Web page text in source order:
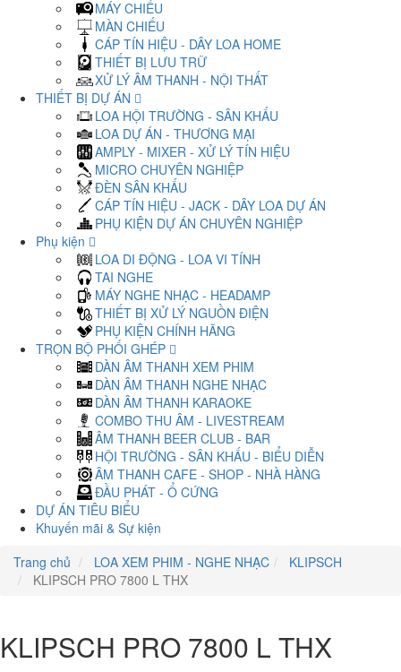
MÁY CHIẾU
MÀN CHIẾU
CÁP TÍN HIỆU - DÂY LOA HOME
THIẾT BỊ LƯU TRỮ
XỬ LÝ ÂM THANH - NỘI THẤT
THIẾT BỊ DỰ ÁN
LOA HỘI TRƯỜNG - SÂN KHẤU
LOA DỰ ÁN - THƯƠNG MẠI
AMPLY - MIXER - XỬ LÝ TÍN HIỆU
MICRO CHUYÊN NGHIỆP
ĐÈN SÂN KHẤU
CÁP TÍN HIỆU - JACK - DÂY LOA DỰ ÁN
PHỤ KIỆN DỰ ÁN CHUYÊN NGHIỆP
Phụ kiện
LOA DI ĐỘNG - LOA VI TÍNH
TAI NGHE
MÁY NGHE NHẠC - HEADAMP
THIẾT BỊ XỬ LÝ NGUỒN ĐIỆN
PHỤ KIỆN CHÍNH HÃNG
TRỌN BỘ PHỐI GHÉP
DÀN ÂM THANH XEM PHIM
DÀN ÂM THANH NGHE NHẠC
DÀN ÂM THANH KARAOKE
COMBO THU ÂM - LIVESTREAM
ÂM THANH BEER CLUB - BAR
HỘI TRƯỜNG - SÂN KHẤU - BIỂU DIỄN
ÂM THANH CAFE - SHOP - NHÀ HÀNG
ĐẦU PHÁT - Ổ CỨNG
DỰ ÁN TIÊU BIỂU
Khuyến mãi & Sự kiện
Trang chủ
LOA XEM PHIM - NGHE NHẠC
KLIPSCH
KLIPSCH PRO 7800 L THX
KLIPSCH PRO 7800 L THX